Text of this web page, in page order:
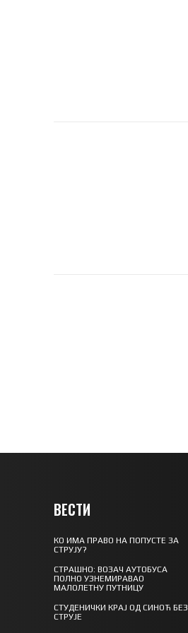
ВЕСТИ
КО ИМА ПРАВО НА ПОПУСТЕ ЗА
СТРУЈУ?
СТРАШНО: ВОЗАЧ АУТОБУСА
ПОЛНО УЗНЕМИРАВАО
МАЛОЛЕТНУ ПУТНИЦУ
СТУДЕНИЧКИ КРАЈ ОД СИНОЋ БЕЗ
СТРУЈЕ